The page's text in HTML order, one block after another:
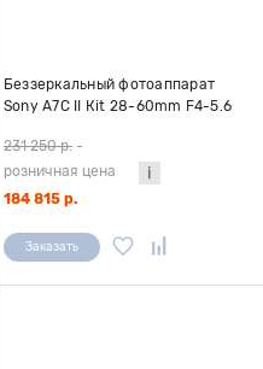
Беззеркальный фотоаппарат
Sony A7С II Кit 28-60mm F4-5.6
231 250 р. -
розничная цена
184 815 р.
Заказать